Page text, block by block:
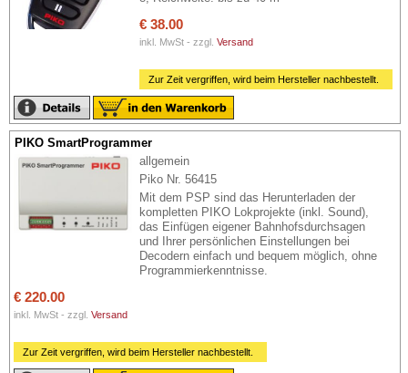
€ 38.00
inkl. MwSt - zzgl. Versand
Zur Zeit vergriffen, wird beim Hersteller nachbestellt.
PIKO SmartProgrammer
allgemein
Piko Nr. 56415
Mit dem PSP sind das Herunterladen der
kompletten PIKO Lokprojekte (inkl. Sound),
das Einfügen eigener Bahnhofsdurchsagen
und Ihrer persönlichen Einstellungen bei
Decodern einfach und bequem möglich, ohne
Programmierkenntnisse.
€ 220.00
inkl. MwSt - zzgl. Versand
Zur Zeit vergriffen, wird beim Hersteller nachbestellt.